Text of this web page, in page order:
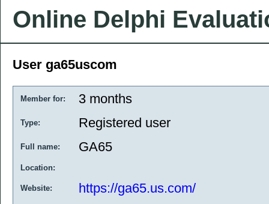
Online Delphi
User ga65uscom
Member for: 3 months
Type: Registered user
Full name: GA65
Location:
Website: https://ga65.us.com/